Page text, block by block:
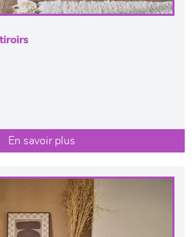
En savoir plus